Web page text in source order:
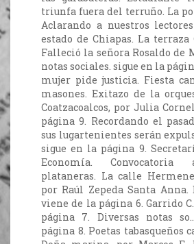
triunfa fuera del terruño. La
Aclarando a nuestros
estado de Chiapas. La
Falleció la señora Rosaldo de
notas sociales. sigue en la
mujer pide justicia. Fiesta
masones. Exitazo de la
Coatzacoalcos, por Julia
página 9. Recordando el
sus lugartenientes serán
sigue en la página 9.
Economía.
plataneras. La calle
por Raúl Zepeda Santa
viene de la página 6. Garrido
página 7. Diversas notas
página 8. Poetas tabasqueños